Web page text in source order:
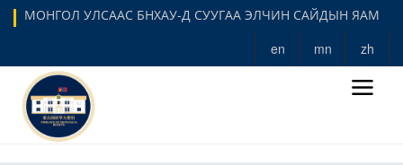
МОНГОЛ УЛСААС БНХАУ-Д СУУГАА ЭЛЧИН САЙДЫН ЯАМ
en mn zh